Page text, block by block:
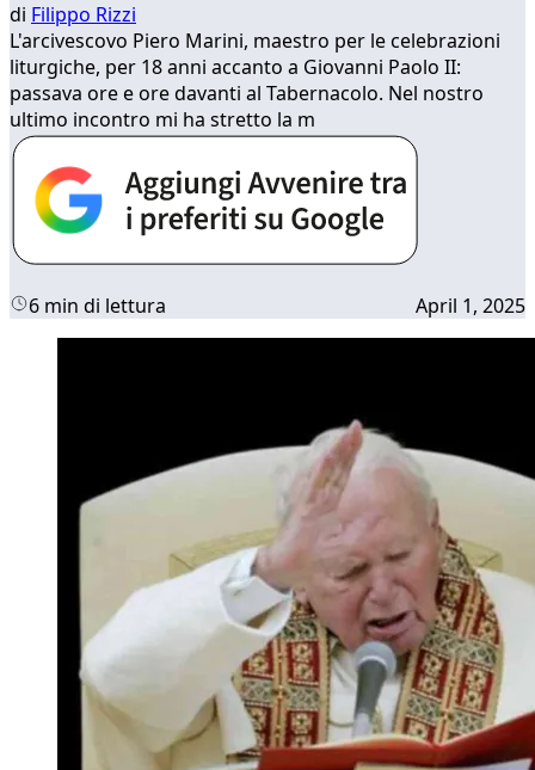
di Filippo Rizzi
L'arcivescovo Piero Marini, maestro per le celebrazioni
liturgiche, per 18 anni accanto a Giovanni Paolo II:
passava ore e ore davanti al Tabernacolo. Nel nostro
ultimo incontro mi ha stretto la m
6 min di lettura April 1, 2025